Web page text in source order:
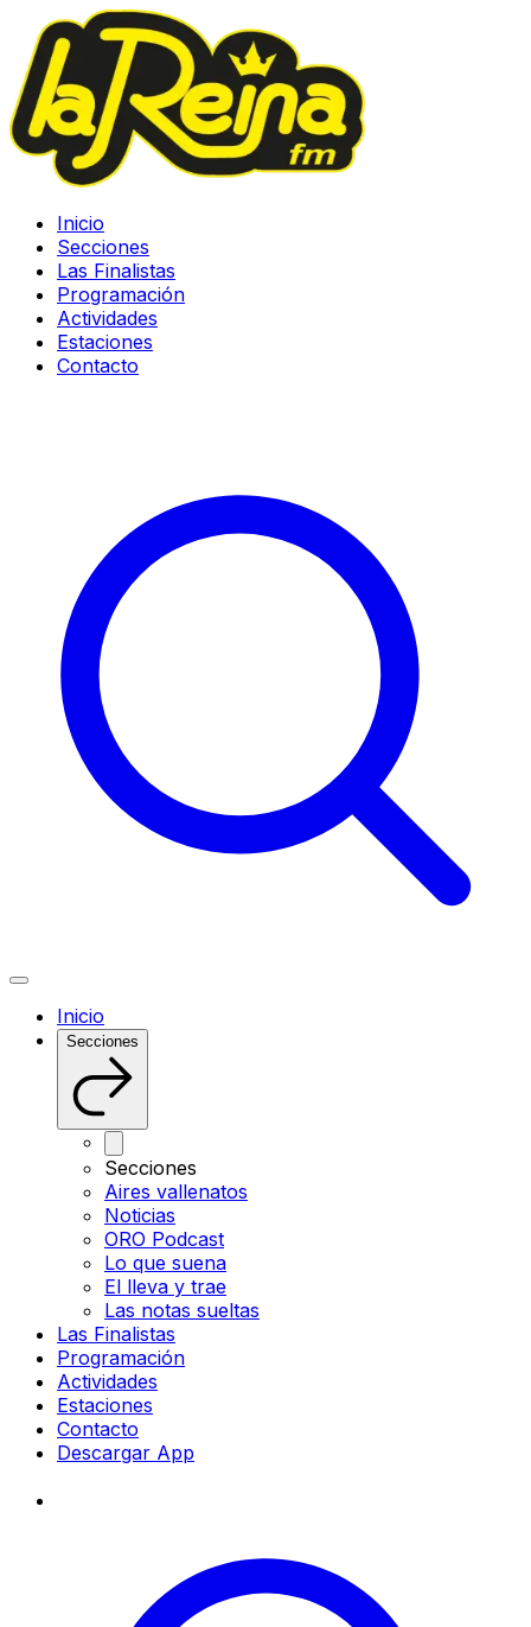
Inicio
Secciones
Las Finalistas
Programación
Actividades
Estaciones
Contacto
Inicio
Secciones
Secciones
Aires vallenatos
Noticias
ORO Podcast
Lo que suena
El lleva y trae
Las notas sueltas
Las Finalistas
Programación
Actividades
Estaciones
Contacto
Descargar App